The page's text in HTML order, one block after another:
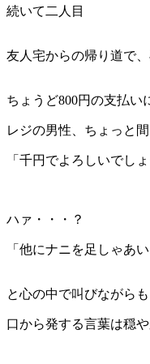
続いて二人目
友人宅からの帰り道で
ちょうど800円の支払い
レジの男性、ちょっと
「千円でよろしいでし
ハァ・・・？
「他にナニを足しゃあ
と心の中で叫びながら
口から発する言葉は穏